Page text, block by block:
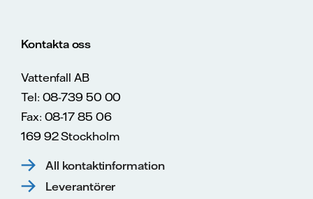
Kontakta oss
Vattenfall AB
Tel: 08-739 50 00
Fax: 08-17 85 06
169 92 Stockholm
All kontaktinformation
Leverantörer